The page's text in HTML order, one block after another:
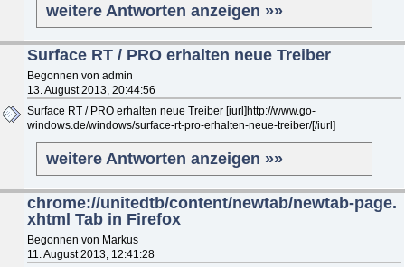
weitere Antworten anzeigen »»
Surface RT / PRO erhalten neue Treiber
Begonnen von admin
13. August 2013, 20:44:56
Surface RT / PRO erhalten neue Treiber [iurl]http://www.go-
windows.de/windows/surface-rt-pro-erhalten-neue-treiber/[/iurl]
weitere Antworten anzeigen »»
chrome://unitedtb/content/newtab/newtab-page.
xhtml Tab in Firefox
Begonnen von Markus
11. August 2013, 12:41:28